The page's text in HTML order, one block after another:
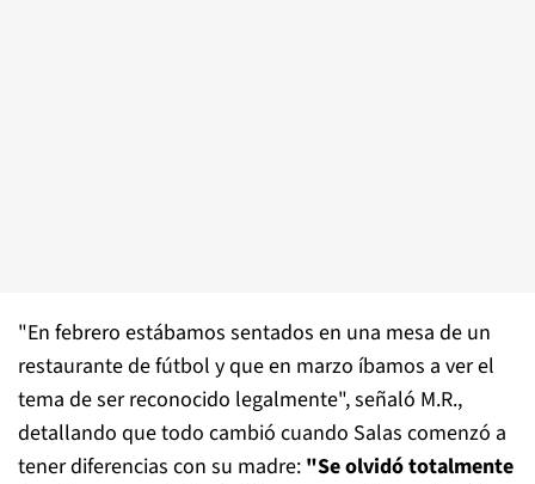
"En febrero estábamos sentados en una mesa de un
restaurante de fútbol y que en marzo íbamos a ver el
tema de ser reconocido legalmente", señaló M.R.,
detallando que todo cambió cuando Salas comenzó a
tener diferencias con su madre: "Se olvidó totalmente